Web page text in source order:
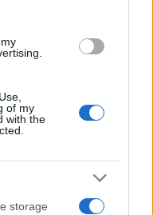
of my
with the
storage
e Vincenzo